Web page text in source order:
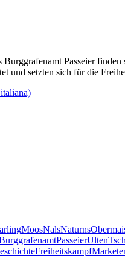
Passeier
und setzten sich für die
MoosNalsNaturns
PasseierUlten
Freiheitskampf